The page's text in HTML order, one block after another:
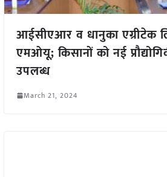
आईसीएआर व धानुका एग्रीटेक
एमओयू; किसानों को नई
उपलब्ध
March 21, 2024